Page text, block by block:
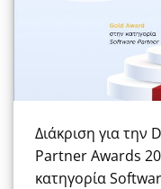
Διάκριση για την
Partner Awards
κατηγορία